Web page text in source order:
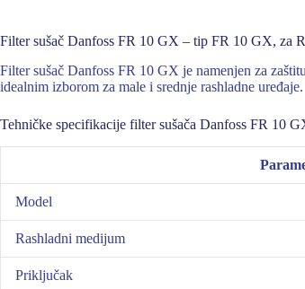
Filter sušač Danfoss FR 10 GX – tip FR 10 GX, za
Filter sušač Danfoss FR 10 GX je namenjen za
idealnim izborom za male i srednje rashladne uređaje.
Tehničke specifikacije filter sušača Danfoss FR 10
Model
Rashladni medijum
Priključak